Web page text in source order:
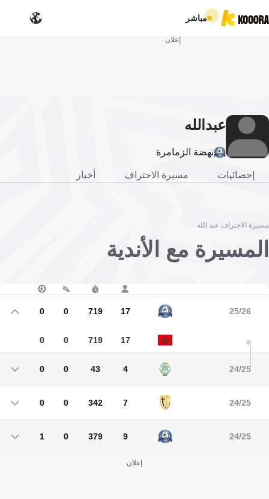
مباشر
إعلان
عبد الله
نهضة الزمامرة
إحصائيات مسيرة الاحتراف أخبار
مسيرة الاحتراف عبد الله
المسيرة مع الأندية
25/26
17
719
0
0
17
719
0
0
24/25
4
43
0
0
24/25
7
342
0
0
24/25
9
379
0
1
إعلان